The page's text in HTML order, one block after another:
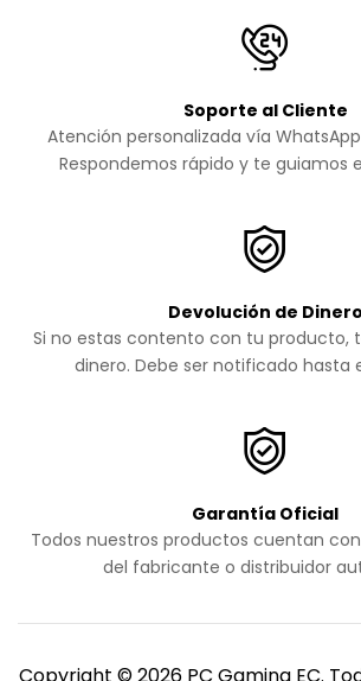
Soporte al Cliente
Atención personalizada vía
Respondemos rápido y te guiamos
Devolución de Dinero
Si no estas contento con tu producto,
dinero. Debe ser notificado hasta
Garantía Oficial
Todos nuestros productos cuentan
del fabricante o distribuidor